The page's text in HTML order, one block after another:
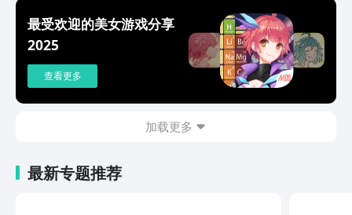
最受欢迎的美女游戏分享
2025
查看更多
加载更多
最新专题推荐